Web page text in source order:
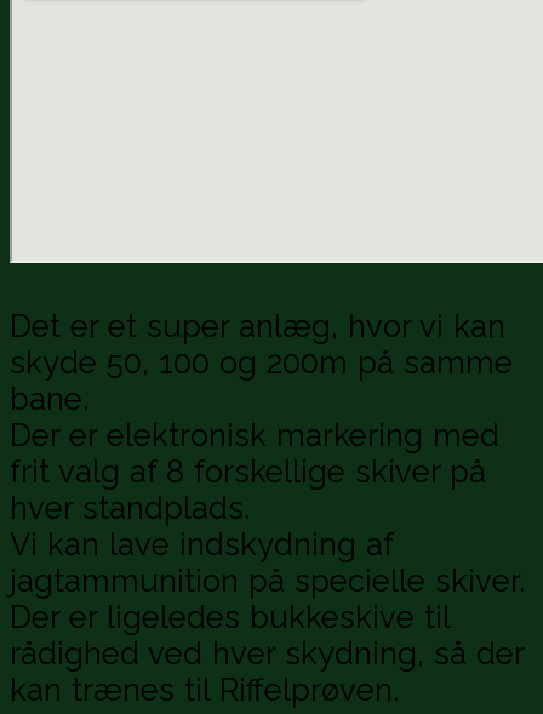
Det er et super anlæg, hvor vi kan
skyde 50, 100 og 200m på samme
bane.
Der er elektronisk markering med
frit valg af 8 forskellige skiver på
hver standplads.
Vi kan lave indskydning af
jagtammunition på specielle skiver.
Der er ligeledes bukkeskive til
rådighed ved hver skydning, så der
kan trænes til Riffelprøven.